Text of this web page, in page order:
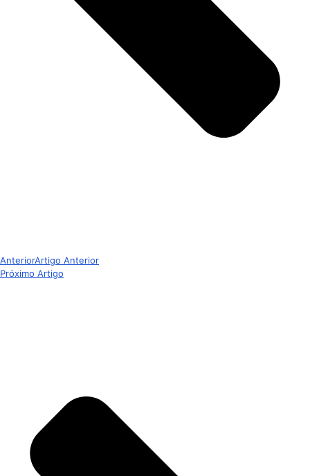
AnteriorArtigo Anterior
Próximo Artigo